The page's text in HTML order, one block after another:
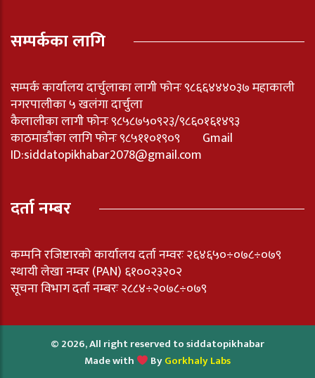
सम्पर्कका लागि
सम्पर्क कार्यालय दार्चुलाका लागी फोनः ९८६६४४४०३७ महाकाली
नगरपालीका ५ खलंगा दार्चुला
कैलालीका लागी फोनः ९८५८७५०९२३/९८६०१६१४९३
काठमाडौंका लागि फोनः ९८५११०१९०९ Gmail
ID:siddatopikhabar2078@gmail.com
दर्ता नम्बर
कम्पनि रजिष्टारको कार्यालय दर्ता नम्वरः २६४६५०÷०७८÷०७९
स्थायी लेखा नम्वर (PAN) ६१००२३२०२
सूचना विभाग दर्ता नम्बरः २८८४÷२०७८÷०७९
© 2026, All right reserved to siddatopikhabar
Made with
ByGorkhaly Labs